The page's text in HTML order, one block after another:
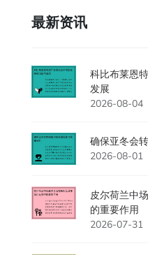
最新资讯
科比布莱恩
发展
2026-08-04
确保亚冬会
2026-08-01
皮尔荷兰中
的重要作用
2026-07-31